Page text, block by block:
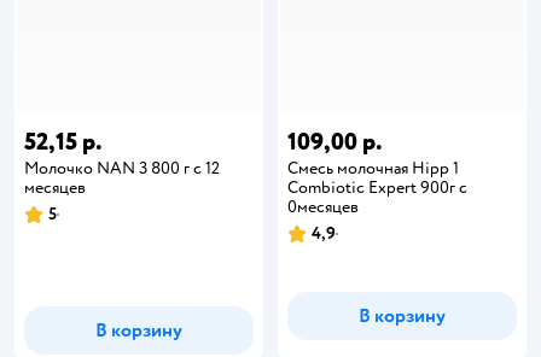
52,15 р.
Молочко NAN 3 800 г с 12
месяцев
5
В корзину
109,00 р.
Смесь молочная Hipp 1
Combiotic Expert 900г с
0месяцев
4,9
В корзину